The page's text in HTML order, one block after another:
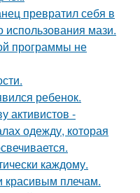
превратил себя в
использования мази.
программы не
ребенок.
активистов -
одежду, которая
каждому.
красивым плечам.